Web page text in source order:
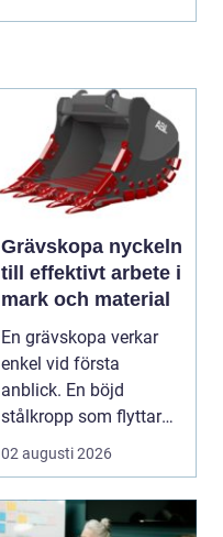
Grävskopa nyckeln
till effektivt arbete i
mark och material
En grävskopa verkar
enkel vid första
anblick. En böjd
stålkropp som flyttar
jord, sten eller
02 augusti 2026